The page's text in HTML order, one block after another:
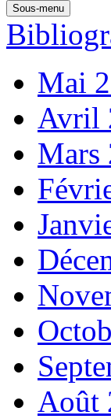
Sous-menu
Mai
Avril
Mars
Août